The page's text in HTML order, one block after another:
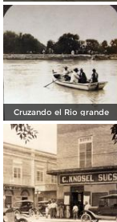
Cruzando el Rio grande